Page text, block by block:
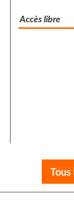
Accès libre